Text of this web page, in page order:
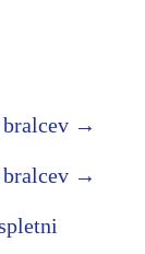
bralcev →
bralcev →